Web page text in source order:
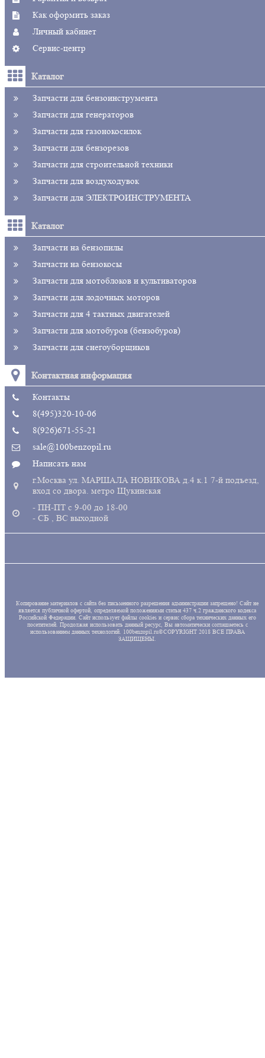
Как оформить заказ
Личный кабинет
Сервис-центр
Каталог
Запчасти для бензоинструмента
Запчасти для генераторов
Запчасти для газонокосилок
Запчасти для бензорезов
Запчасти для строительной техники
Запчасти для воздуходувок
Запчасти для ЭЛЕКТРОИНСТРУМЕНТА
Каталог
Запчасти на бензопилы
Запчасти на бензокосы
Запчасти для мотоблоков и культиваторов
Запчасти для лодочных моторов
Запчасти для 4 тактных двигателей
Запчасти для мотобуров (бензобуров)
Запчасти для снегоуборщиков
Контактная информация
Контакты
8(495)320-10-06
8(926)671-55-21
sale@100benzopil.ru
Написать нам
г.Москва ул. МАРШАЛА НОВИКОВА д.4 к.1 7-й подъезд,
вход со двора. метро Щукинская
- ПН-ПТ с 9-00 до 18-00
- СБ , ВС выходной
Копирование материалов с сайта без письменного разрешения администрации запрещено! Сайт не
является публичной офертой, определяемой положениями статьи 437 ч.2 гражданского кодекса
Российской Федерации. Сайт использует файлы cookies и сервис сбора технических данных его
посетителей. Продолжая использовать данный ресурс, Вы автоматически соглашаетесь с
использованием данных технологий. 100benzopil.ru©COPYRIGHT 2018 ВСЕ ПРАВА
ЗАЩИЩЕНЫ.